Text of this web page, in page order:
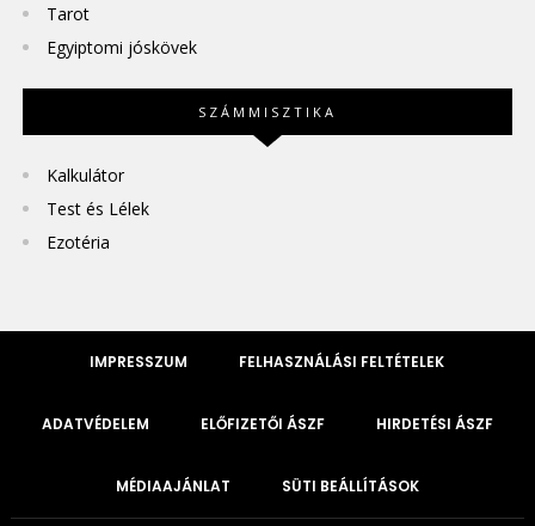
Tarot
Egyiptomi jóskövek
SZÁMMISZTIKA
Kalkulátor
Test és Lélek
Ezotéria
IMPRESSZUM FELHASZNÁLÁSI FELTÉTELEK
ADATVÉDELEM ELŐFIZETŐI ÁSZF HIRDETÉSI ÁSZF
MÉDIAAJÁNLAT SÜTI BEÁLLÍTÁSOK